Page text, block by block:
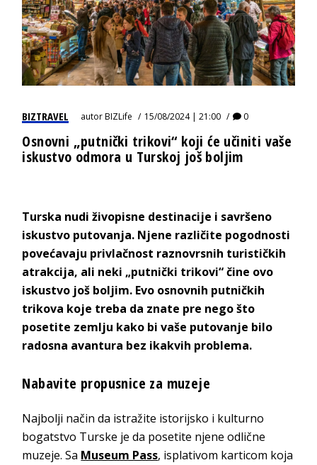
BIZTRAVEL autorBIZLife 15/08/2024 | 21:00 0
Osnovni „putnički trikovi“ koji će učiniti vaše
iskustvo odmora u Turskoj još boljim
Turska nudi živopisne destinacije i savršeno
iskustvo putovanja. Njene različite pogodnosti
povećavaju privlačnost raznovrsnih turističkih
atrakcija, ali neki „putnički trikovi“ čine ovo
iskustvo još boljim. Evo osnovnih putničkih
trikova koje treba da znate pre nego što
posetite zemlju kako bi vaše putovanje bilo
radosna avantura bez ikakvih problema.
Nabavite propusnice za muzeje
Najbolji način da istražite istorijsko i kulturno
bogatstvo Turske je da posetite njene odlične
muzeje. Sa Museum Pass, isplativom karticom koja